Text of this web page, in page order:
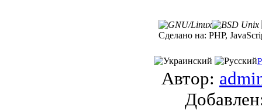
Сделано на: PHP,
Автор: